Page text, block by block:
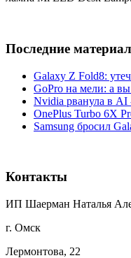
Последние
Galaxy Z Fold8:
GoPro на мели: а
Nvidia рванула в
OnePlus Turbo 6X
Samsung бросил
Контакты
ИП Шаерман Наталья
г. Омск
Лермонтова, 22